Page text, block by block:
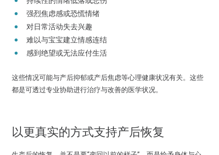
强烈焦虑感或恐慌情绪
对日常活动失去兴趣
难以与宝宝建立情感连结
感到绝望或无法应付生活
这些情况可能与产后抑郁或产后焦虑等心理健康状况有关。这些
都是可透过专业协助进行治疗与改善的医学状况。
以更真实的方式支持产后恢复